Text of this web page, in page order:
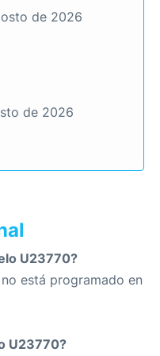
de 2026
de 2026
U23770?
está programado en
U23770?